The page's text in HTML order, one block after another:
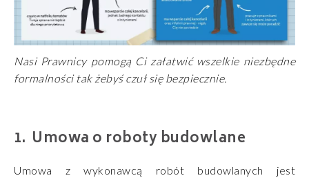
Nasi Prawnicy pomogą Ci załatwić wszelkie niezbędne
formalności tak żebyś czuł się bezpiecznie.
Umowa o roboty budowlane
Umowa z wykonawcą robót budowlanych jest